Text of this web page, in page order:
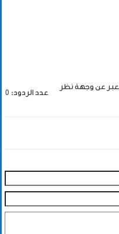
عن وجهة نظر
عدد الردود: 0